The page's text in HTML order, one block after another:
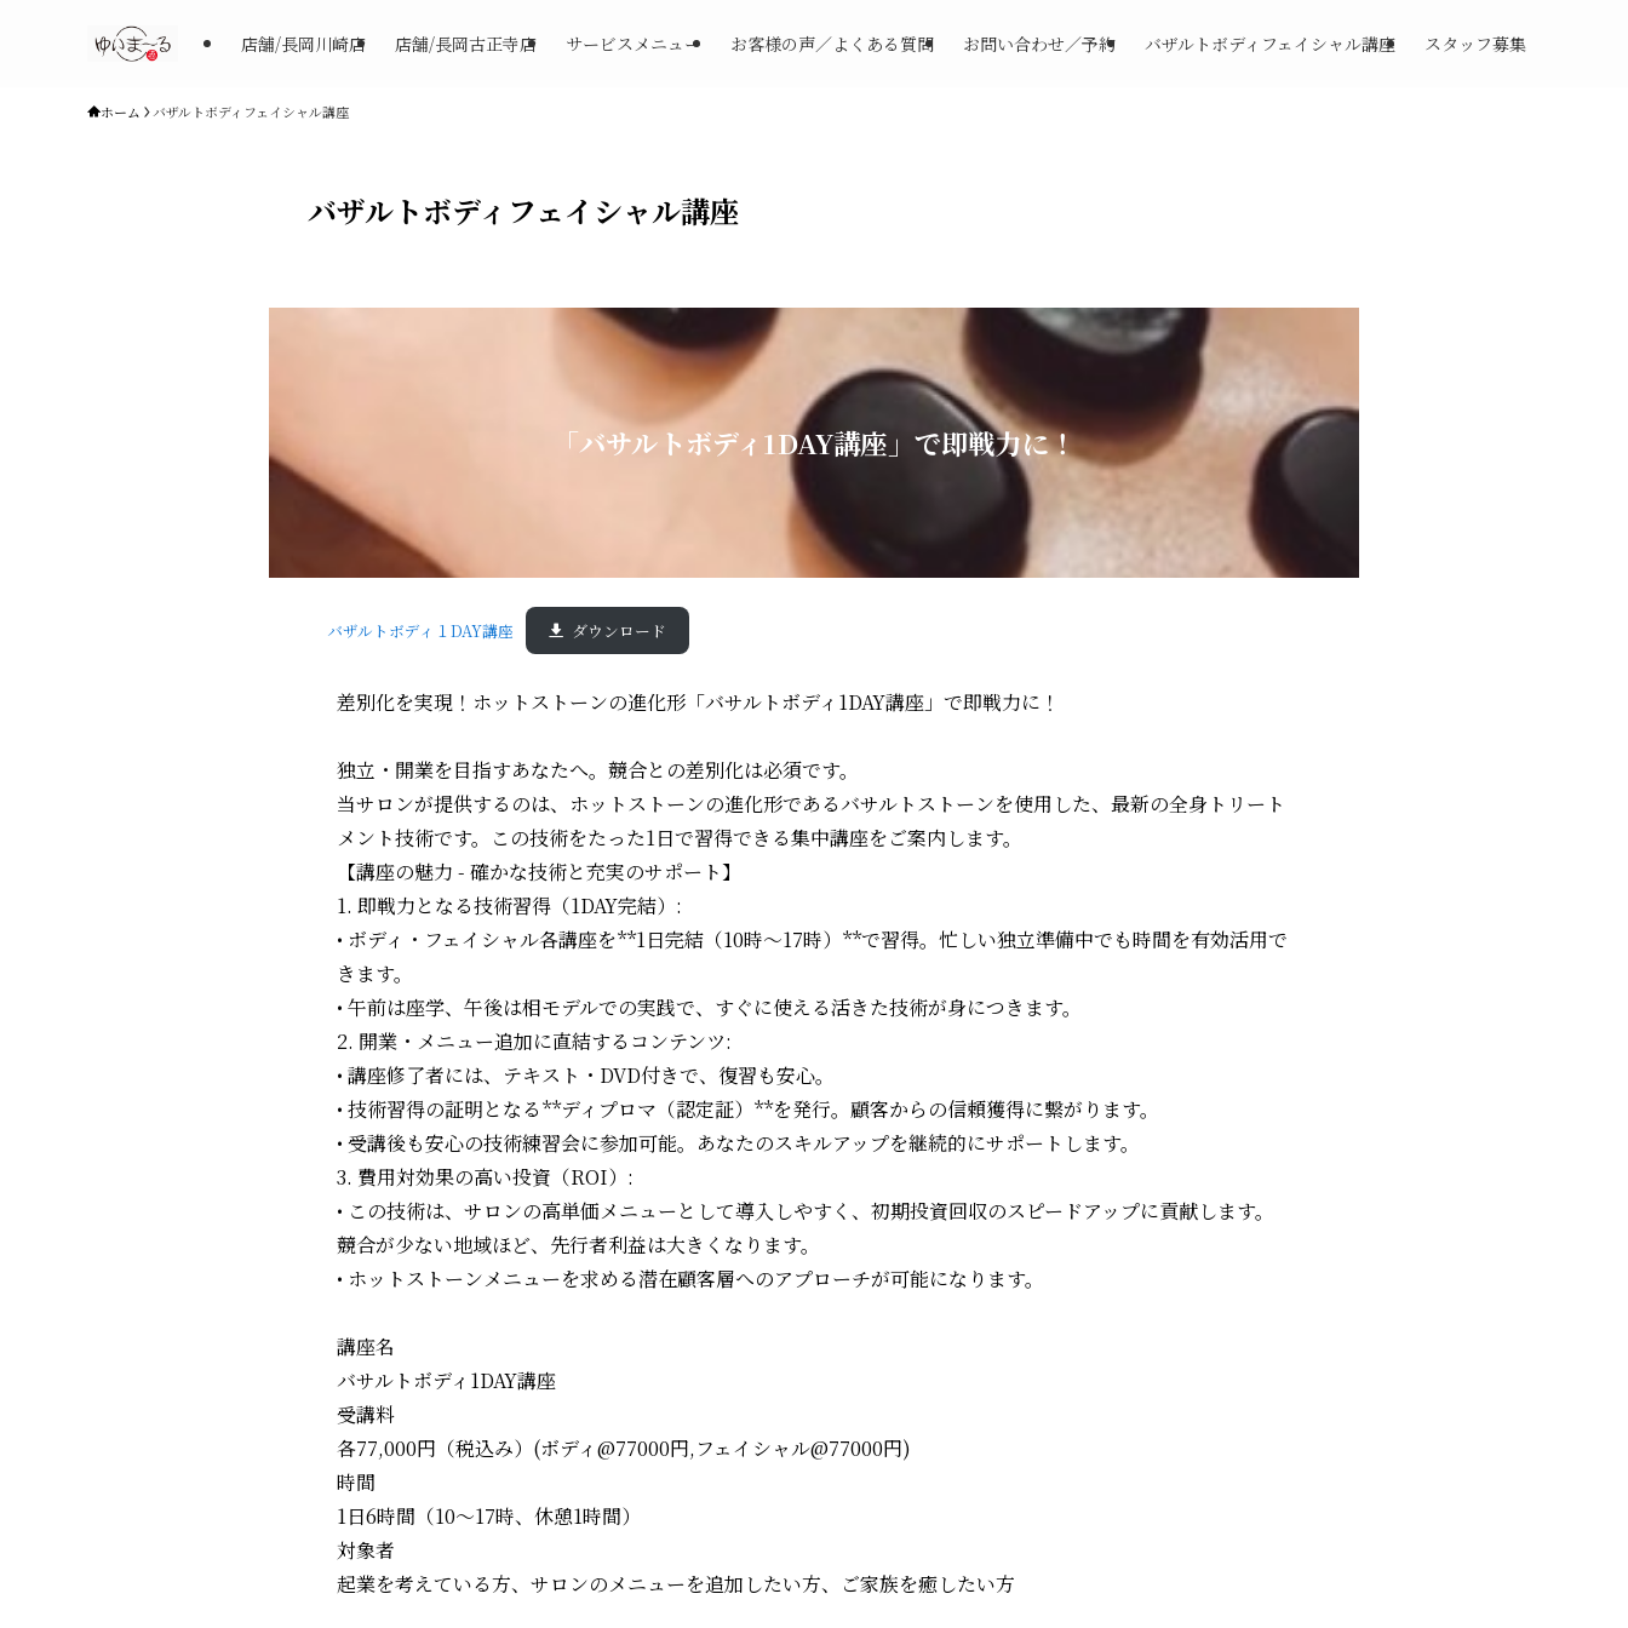
店舗/長岡川崎店 店舗/長岡古正寺店 サービスメニュー お客様の声／よくある質問 お問い合わせ／予約 バザルトボディフェイシャル講座 スタッフ募集
ホーム バザルトボディフェイシャル講座
バザルトボディフェイシャル講座
「バサルトボディ1DAY講座」で即戦力に！
バザルトボディ１DAY講座 ダウンロード
差別化を実現！ホットストーンの進化形「バサルトボディ1DAY講座」で即戦力に！
独立・開業を目指すあなたへ。競合との差別化は必須です。
当サロンが提供するのは、ホットストーンの進化形であるバサルトストーンを使用した、最新の全身トリート
メント技術です。この技術をたった1日で習得できる集中講座をご案内します。
【講座の魅力 - 確かな技術と充実のサポート】
1. 即戦力となる技術習得（1DAY完結）:
• ボディ・フェイシャル各講座を**1日完結（10時～17時）**で習得。忙しい独立準備中でも時間を有効活用で
きます。
• 午前は座学、午後は相モデルでの実践で、すぐに使える活きた技術が身につきます。
2. 開業・メニュー追加に直結するコンテンツ:
• 講座修了者には、テキスト・DVD付きで、復習も安心。
• 技術習得の証明となる**ディプロマ（認定証）**を発行。顧客からの信頼獲得に繋がります。
• 受講後も安心の技術練習会に参加可能。あなたのスキルアップを継続的にサポートします。
3. 費用対効果の高い投資（ROI）:
• この技術は、サロンの高単価メニューとして導入しやすく、初期投資回収のスピードアップに貢献します。
競合が少ない地域ほど、先行者利益は大きくなります。
• ホットストーンメニューを求める潜在顧客層へのアプローチが可能になります。
講座名
バサルトボディ1DAY講座
受講料
各77,000円（税込み）(ボディ@77000円,フェイシャル@77000円)
時間
1日6時間（10～17時、休憩1時間）
対象者
起業を考えている方、サロンのメニューを追加したい方、ご家族を癒したい方